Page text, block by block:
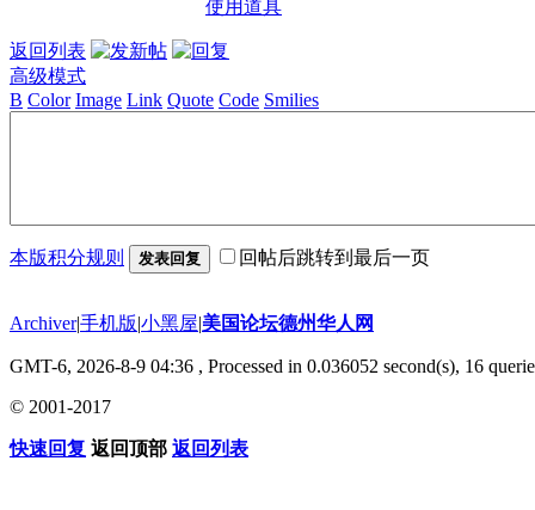
使用道具
返回列表
高级模式
B Color Image Link Quote Code Smilies
本版积分规则 发表回复 回帖后跳转到最后一页
Archiver|手机版|小黑屋|美国论坛德州华人网
GMT-6, 2026-8-9 04:36 , Processed in 0.036052 second(s), 16
© 2001-2017
快速回复 返回顶部 返回列表